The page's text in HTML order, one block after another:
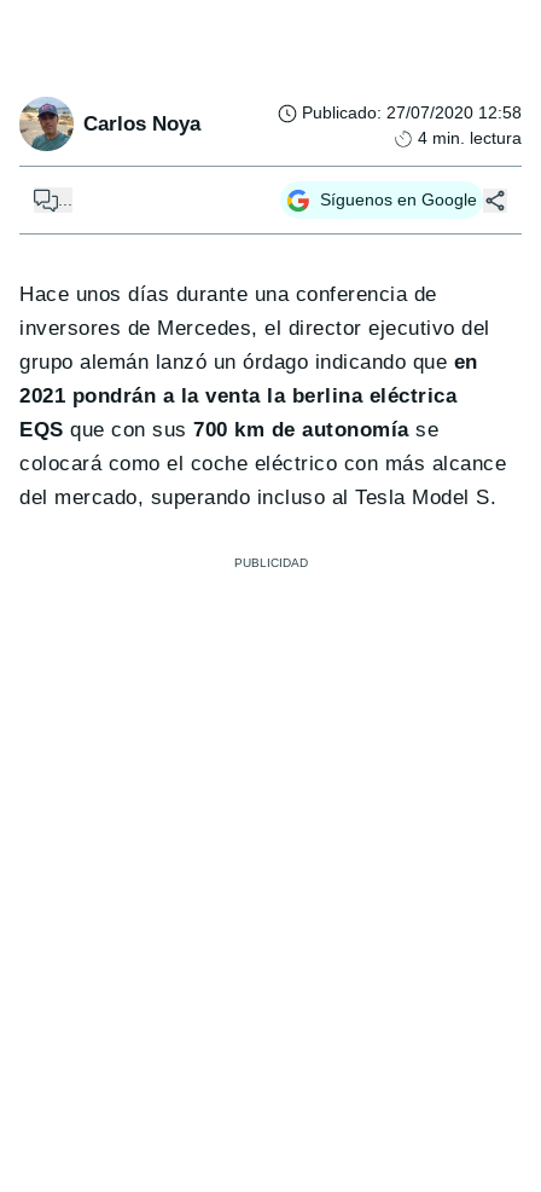
Carlos Noya Publicado: 27/07/2020 12:58
4 min. lectura
... Síguenos en Google
Hace unos días durante una conferencia de
inversores de Mercedes, el director ejecutivo del
grupo alemán lanzó un órdago indicando que en
2021 pondrán a la venta la berlina eléctrica
EQS que con sus 700 km de autonomíase
colocará como el coche eléctrico con más alcance
del mercado, superando incluso al Tesla Model S.